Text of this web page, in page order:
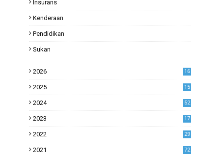
Insurans
Kenderaan
Pendidikan
Sukan
2026 16
2025 15
2024 52
2023
17
2022
29
2021
72